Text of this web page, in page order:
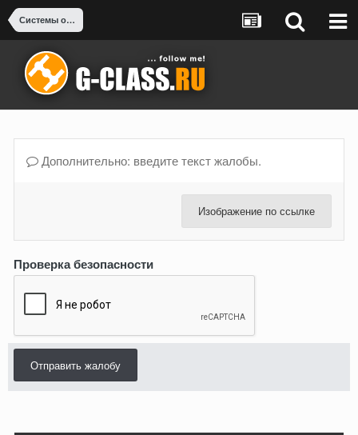
Системы охлаждения: двигатель, интеркулер, АКПП
Дополнительно: введите текст жалобы.
Изображение по ссылке
Проверка безопасности
Отправить жалобу